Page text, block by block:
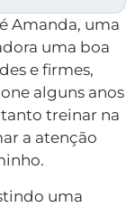
Amanda, uma
uma boa
e firmes,
alguns anos
treinar na
a atenção
uma